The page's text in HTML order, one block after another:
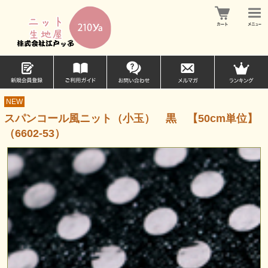
NEW
スパンコール風ニット（小玉） 黒 【50cm単位】
（6602-53）